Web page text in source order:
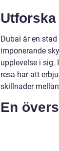
Dubai är en
imponerande
upplevelse i
resa har att
skillnader
En